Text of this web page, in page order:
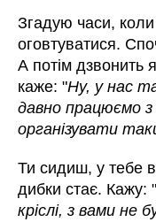
Згадую часи,
оговтуватися.
А потім дзвонить
каже: "Ну, у нас
давно працюємо
організувати
Ти сидиш, у тебе
дибки стає. Кажу:
кріслі, з вами не